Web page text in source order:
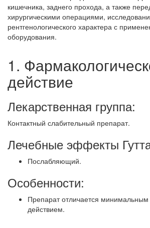
кишечника, заднего прохода, а также
хирургическими операциями,
рентгенологического характера с
оборудования.
1.
действие
Лекарственная группа:
Контактный слабительный препарат.
Лечебные эффекты
Послабляющий.
Особенности:
Препарат отличается
действием.